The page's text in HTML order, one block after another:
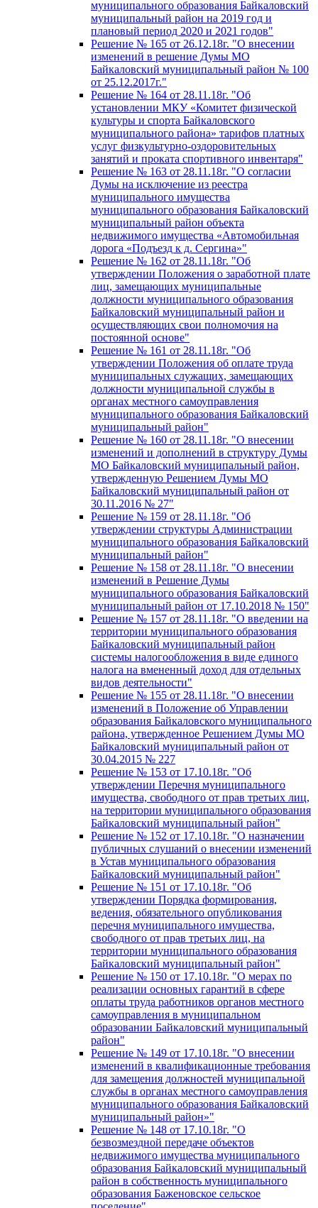
муниципального образования Байкаловский
муниципальный район на 2019 год и
плановый период 2020 и 2021 годов"
Решение № 165 от 26.12.18г. "О внесении
изменений в решение Думы МО
Байкаловский муниципальный район № 100
от 25.12.2017г."
Решение № 164 от 28.11.18г. "Об
установлении МКУ «Комитет физической
культуры и спорта Байкаловского
муниципального района» тарифов платных
услуг физкультурно-оздоровительных
занятий и проката спортивного инвентаря"
Решение № 163 от 28.11.18г. "О согласии
Думы на исключение из реестра
муниципального имущества
муниципального образования Байкаловский
муниципальный район объекта
недвижимого имущества «Автомобильная
дорога «Подъезд к д. Сергина»"
Решение № 162 от 28.11.18г. "Об
утверждении Положения о заработной плате
лиц, замещающих муниципальные
должности муниципального образования
Байкаловский муниципальный район и
осуществляющих свои полномочия на
постоянной основе"
Решение № 161 от 28.11.18г. "Об
утверждении Положения об оплате труда
муниципальных служащих, замещающих
должности муниципальной службы в
органах местного самоуправления
муниципального образования Байкаловский
муниципальный район"
Решение № 160 от 28.11.18г. "О внесении
изменений и дополнений в структуру Думы
МО Байкаловский муниципальный район,
утвержденную Решением Думы МО
Байкаловский муниципальный район от
30.11.2016 № 27"
Решение № 159 от 28.11.18г. "Об
утверждении структуры Администрации
муниципального образования Байкаловский
муниципальный район"
Решение № 158 от 28.11.18г. "О внесении
изменений в Решение Думы
муниципального образования Байкаловский
муниципальный район от 17.10.2018 № 150"
Решение № 157 от 28.11.18г. "О введении на
территории муниципального образования
Байкаловский муниципальный район
системы налогообложения в виде единого
налога на вмененный доход для отдельных
видов деятельности"
Решение № 155 от 28.11.18г. "О внесении
изменений в Положение об Управлении
образования Байкаловского муниципального
района, утвержденное Решением Думы МО
Байкаловский муниципальный район от
30.04.2015 № 227
Решение № 153 от 17.10.18г. "Об
утверждении Перечня муниципального
имущества, свободного от прав третьих лиц,
на территории муниципального образования
Байкаловский муниципальный район"
Решение № 152 от 17.10.18г. "О назначении
публичных слушаний о внесении изменений
в Устав муниципального образования
Байкаловский муниципальный район"
Решение № 151 от 17.10.18г. "Об
утверждении Порядка формирования,
ведения, обязательного опубликования
перечня муниципального имущества,
свободного от прав третьих лиц, на
территории муниципального образования
Байкаловский муниципальный район"
Решение № 150 от 17.10.18г. "О мерах по
реализации основных гарантий в сфере
оплаты труда работников органов местного
самоуправления в муниципальном
образовании Байкаловский муниципальный
район"
Решение № 149 от 17.10.18г. "О внесении
изменений в квалификационные требования
для замещения должностей муниципальной
службы в органах местного самоуправления
муниципального образования Байкаловский
муниципальный район»"
Решение № 148 от 17.10.18г. "О
безвозмездной передаче объектов
недвижимого имущества муниципального
образования Байкаловский муниципальный
район в собственность муниципального
образования Баженовское сельское